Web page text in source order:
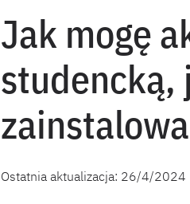
Jak mogę
studencką,
Ostatnia aktualizacja: 26/4/2024